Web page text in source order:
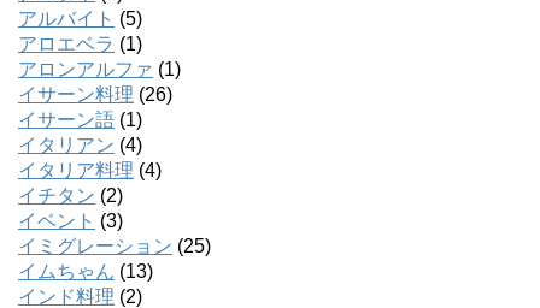
アルバイト (5)
アロエベラ (1)
アロンアルファ (1)
イサーン料理 (26)
イサーン語 (1)
イタリアン (4)
イタリア料理 (4)
イチタン (2)
イベント (3)
イミグレーション (25)
イムちゃん (13)
インド料理 (2)